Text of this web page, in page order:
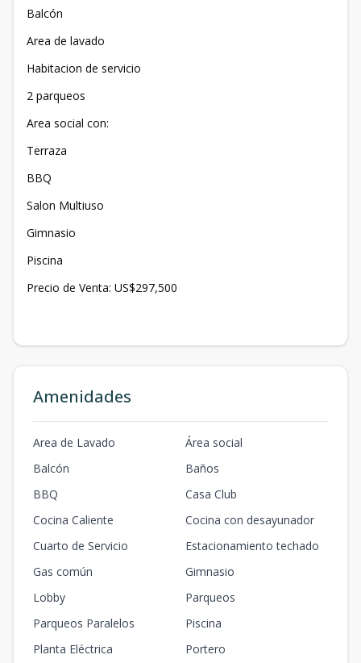
Balcón
Area de lavado
Habitacion de servicio
2 parqueos
Area social con:
Terraza
BBQ
Salon Multiuso
Gimnasio
Piscina
Precio de Venta: US$297,500
Amenidades
Area de Lavado
Área social
Balcón
Baños
BBQ
Casa Club
Cocina Caliente
Cocina con desayunador
Cuarto de Servicio
Estacionamiento techado
Gas común
Gimnasio
Lobby
Parqueos
Parqueos Paralelos
Piscina
Planta Eléctrica
Portero